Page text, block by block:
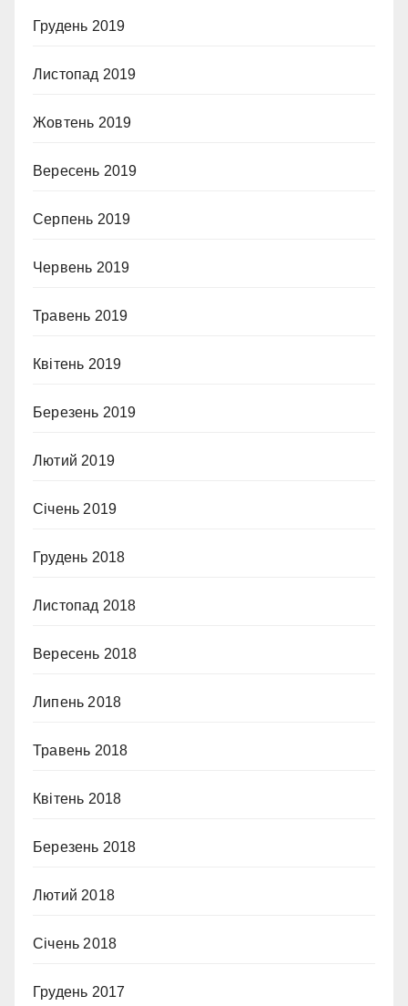
Грудень 2019
Листопад 2019
Жовтень 2019
Вересень 2019
Серпень 2019
Червень 2019
Травень 2019
Квітень 2019
Березень 2019
Лютий 2019
Січень 2019
Грудень 2018
Листопад 2018
Вересень 2018
Липень 2018
Травень 2018
Квітень 2018
Березень 2018
Лютий 2018
Січень 2018
Грудень 2017